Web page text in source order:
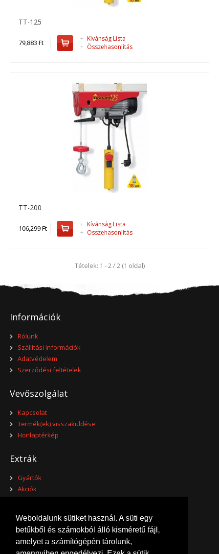
Weboldalunk sütiket használ. A süti egy
betűkből és számokból álló kisméretű fájl,
amelyet a számítógépén tárolunk,
TT-125
TT-125, drótköteles emelő ..
Kosárba
+Add to compare
+Add to wishlist
TT-125
79,883 Ft + Kívánság Lista
+ Összehasonlítás
TT-200
106,299 Ft + Kívánság Lista
+ Összehasonlítás
Tételek: 1 - 2 / 2 (1 oldal)
Információk
Rólunk
Szállítási Információk
Adatvédelem
Szerződési feltételek
Vevőszolgálat
Kapcsolat
Termék(ek) visszaküldése
Honlaptérkép
Extrák
Gyártók
Akciók
Fiókom
Fiókom
Eddigi megrendeléseim